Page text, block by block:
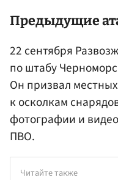
Предыдущие
22 сентября
по штабу
Он призвал
к осколкам
фотографии и
ПВО.
Читайте также